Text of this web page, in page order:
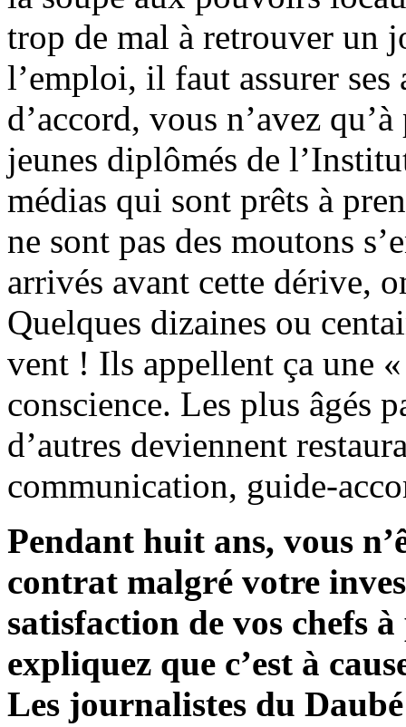
trop de mal à retrouver un
l’emploi, il faut assurer ses
d’accord, vous n’avez
jeunes diplômés de
médias qui sont prêts à
ne sont pas des moutons
arrivés avant cette dérive,
Quelques dizaines ou
vent ! Ils appellent ça une
conscience. Les plus âgés
d’autres deviennent
communication,
Pendant huit ans, vous
contrat malgré votre
satisfaction de vos chefs
expliquez que c’est à
Les journalistes du